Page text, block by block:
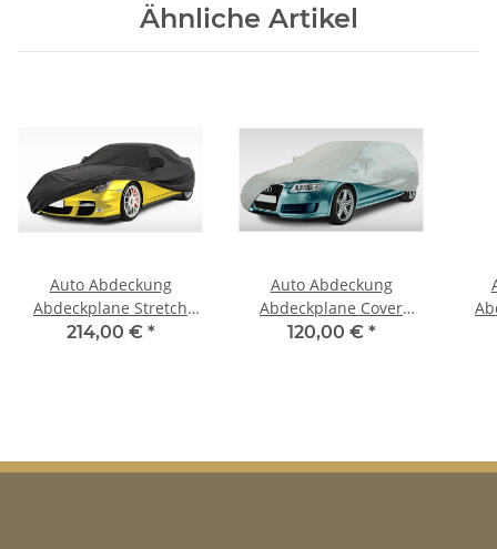
Ähnliche Artikel
Auto Abdeckung
Abdeckplane Stretch
Cover Ganzgarage
214,00 € *
Auto Abdeckung
Abdeckplane Cover
Ganzgarage outdoor
120,00 € *